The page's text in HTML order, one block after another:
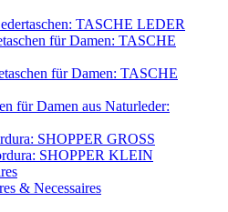
TASCHE LEDER
für Damen: TASCHE
für Damen: TASCHE
für Damen aus Naturleder:
SHOPPER GROSS
SHOPPER KLEIN
& Necessaires